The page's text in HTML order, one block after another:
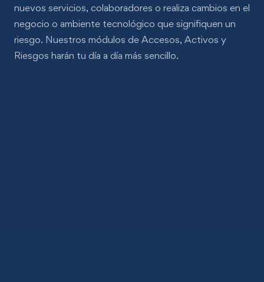
nuevos servicios, colaboradores o realiza cambios en el
negocio o ambiente tecnológico que signifiquen un
riesgo. Nuestros módulos de Accesos, Activos y
Riesgos harán tu día a día más sencillo.